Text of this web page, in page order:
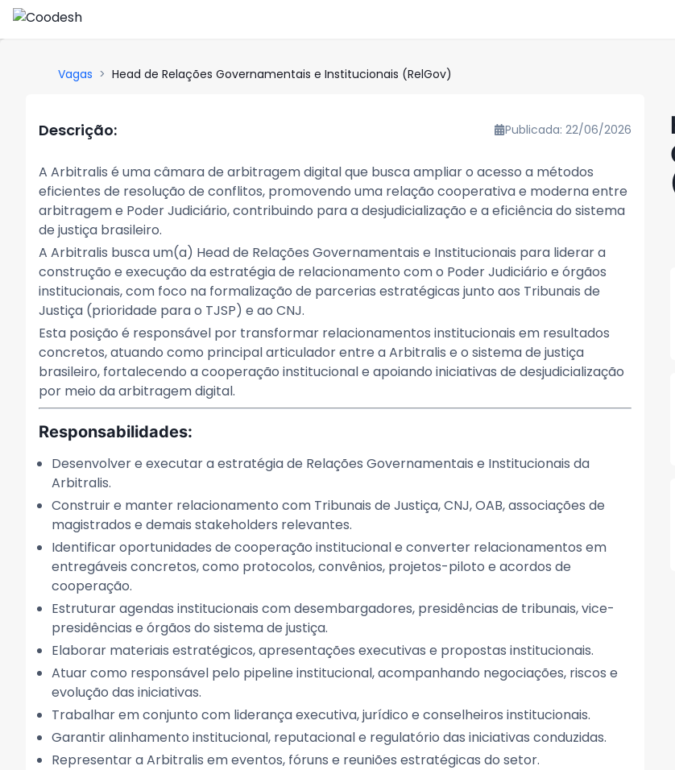
Vagas > Head de Relações Governamentais e Institucionais (RelGov)
Descrição: Publicada: 22/06/2026
A Arbitralis é uma câmara de arbitragem digital que busca ampliar o acesso a métodos
eficientes de resolução de conflitos, promovendo uma relação cooperativa e moderna entre
arbitragem e Poder Judiciário, contribuindo para a desjudicialização e a eficiência do sistema
de justiça brasileiro.
A Arbitralis busca um(a) Head de Relações Governamentais e Institucionais para liderar a
construção e execução da estratégia de relacionamento com o Poder Judiciário e órgãos
institucionais, com foco na formalização de parcerias estratégicas junto aos Tribunais de
Justiça (prioridade para o TJSP) e ao CNJ.
Esta posição é responsável por transformar relacionamentos institucionais em resultados
concretos, atuando como principal articulador entre a Arbitralis e o sistema de justiça
brasileiro, fortalecendo a cooperação institucional e apoiando iniciativas de desjudicialização
por meio da arbitragem digital.
Responsabilidades:
Desenvolver e executar a estratégia de Relações Governamentais e Institucionais da
Arbitralis.
Construir e manter relacionamento com Tribunais de Justiça, CNJ, OAB, associações de
magistrados e demais stakeholders relevantes.
Identificar oportunidades de cooperação institucional e converter relacionamentos em
entregáveis concretos, como protocolos, convênios, projetos-piloto e acordos de
cooperação.
Estruturar agendas institucionais com desembargadores, presidências de tribunais, vice-
presidências e órgãos do sistema de justiça.
Elaborar materiais estratégicos, apresentações executivas e propostas institucionais.
Atuar como responsável pelo pipeline institucional, acompanhando negociações, riscos e
evolução das iniciativas.
Trabalhar em conjunto com liderança executiva, jurídico e conselheiros institucionais.
Garantir alinhamento institucional, reputacional e regulatório das iniciativas conduzidas.
Representar a Arbitralis em eventos, fóruns e reuniões estratégicas do setor.